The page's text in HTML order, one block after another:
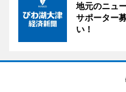
地元のニュ
サポーター
い！